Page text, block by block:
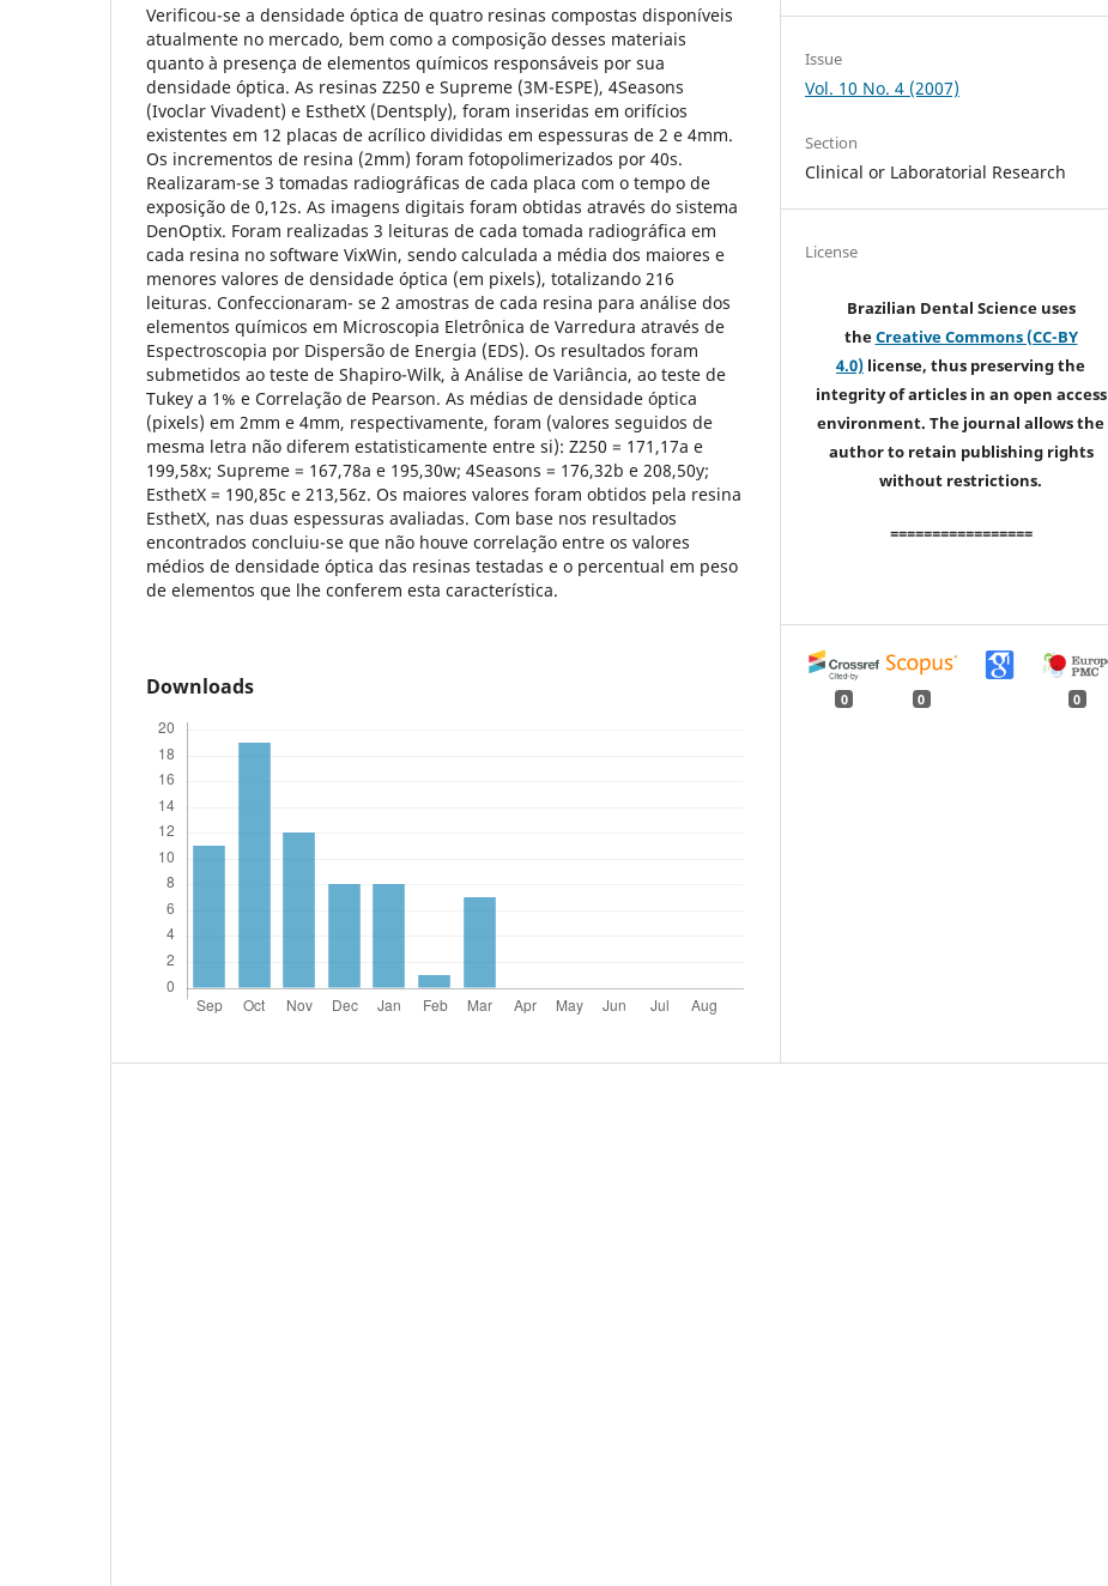
Verificou-se a densidade óptica de quatro resinas compostas disponíveis
atualmente no mercado, bem como a composição desses materiais
quanto à presença de elementos químicos responsáveis por sua
densidade óptica. As resinas Z250 e Supreme (3M-ESPE), 4Seasons
(Ivoclar Vivadent) e EsthetX (Dentsply), foram inseridas em orifícios
existentes em 12 placas de acrílico divididas em espessuras de 2 e 4mm.
Os incrementos de resina (2mm) foram fotopolimerizados por 40s.
Realizaram-se 3 tomadas radiográficas de cada placa com o tempo de
exposição de 0,12s. As imagens digitais foram obtidas através do sistema
DenOptix. Foram realizadas 3 leituras de cada tomada radiográfica em
cada resina no software VixWin, sendo calculada a média dos maiores e
menores valores de densidade óptica (em pixels), totalizando 216
leituras. Confeccionaram- se 2 amostras de cada resina para análise dos
elementos químicos em Microscopia Eletrônica de Varredura através de
Espectroscopia por Dispersão de Energia (EDS). Os resultados foram
submetidos ao teste de Shapiro-Wilk, à Análise de Variância, ao teste de
Tukey a 1% e Correlação de Pearson. As médias de densidade óptica
(pixels) em 2mm e 4mm, respectivamente, foram (valores seguidos de
mesma letra não diferem estatisticamente entre si): Z250 = 171,17a e
199,58x; Supreme = 167,78a e 195,30w; 4Seasons = 176,32b e 208,50y;
EsthetX = 190,85c e 213,56z. Os maiores valores foram obtidos pela resina
EsthetX, nas duas espessuras avaliadas. Com base nos resultados
encontrados concluiu-se que não houve correlação entre os valores
médios de densidade óptica das resinas testadas e o percentual em peso
de elementos que lhe conferem esta característica.
Downloads
Issue
Vol. 10 No. 4 (2007)
Section
Clinical or Laboratorial Research
License
Brazilian Dental Science uses
theCreative Commons (CC-BY
4.0) license, thus preserving the
integrity of articles in an open access
environment. The journal allows the
author to retain publishing rights
without restrictions.
=================
0 0 0